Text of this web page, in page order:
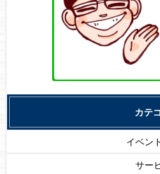
カテ
イベン
サー